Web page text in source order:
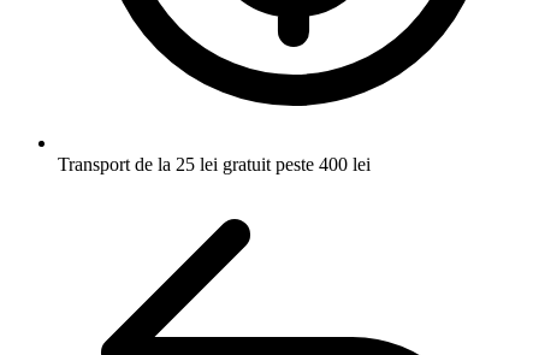
Transport de la 25 lei gratuit peste 400 lei